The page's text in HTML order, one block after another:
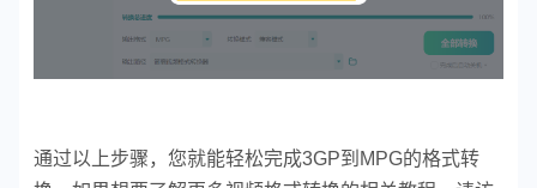
通过以上步骤，您就能轻松完成3GP到MPG的格式转